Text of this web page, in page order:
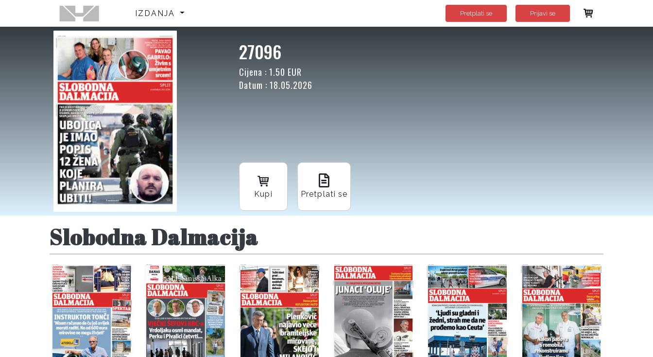
IZDANJA Pretplati se Prijavi se
27096
Cijena : 1.50 EUR
Datum : 18.05.2026
Kupi Pretplati se
Slobodna Dalmacija